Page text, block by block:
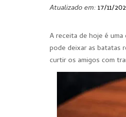
Atualizado em:17/11/
A receita de hoje é
pode deixar as batatas
curtir os amigos com